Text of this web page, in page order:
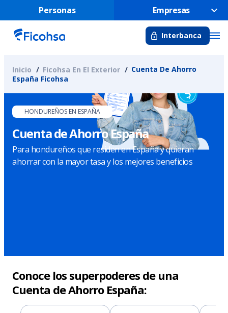
Personas Empresas
Interbanca
Inicio Ficohsa En El Exterior
Cuenta De Ahorro
España Ficohsa
HONDUREÑOS EN ESPAÑA
Cuenta de Ahorro España
Para hondureños que residen en España y quieran
ahorrar con la mayor tasa y los mejores beneficios
Conoce los superpoderes de una
Cuenta de Ahorro España: